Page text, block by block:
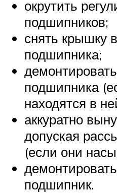
окрутить
подшипников;
снять крышку
подшипника;
подшипника
находятся в
аккуратно
допуская
(если они
подшипник.